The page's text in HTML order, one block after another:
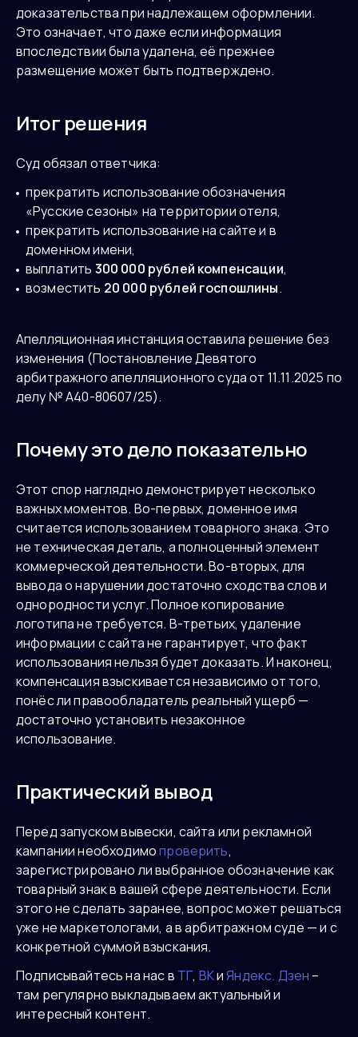
доказательства при надлежащем оформлении.
Это означает, что даже если информация
впоследствии была удалена, её прежнее
размещение может быть подтверждено.
Итог решения
Суд обязал ответчика:
прекратить использование обозначения
«Русские сезоны» на территории отеля,
прекратить использование на сайте и в
доменном имени,
выплатить 300 000 рублей компенсации,
возместить 20 000 рублей госпошлины.
Апелляционная инстанция оставила решение без
изменения (Постановление Девятого
арбитражного апелляционного суда от 11.11.2025 по
делу № А40-80607/25).
Почему это дело показательно
Этот спор наглядно демонстрирует несколько
важных моментов. Во-первых, доменное имя
считается использованием товарного знака. Это
не техническая деталь, а полноценный элемент
коммерческой деятельности. Во-вторых, для
вывода о нарушении достаточно сходства слов и
однородности услуг. Полное копирование
логотипа не требуется. В-третьих, удаление
информации с сайта не гарантирует, что факт
использования нельзя будет доказать. И наконец,
компенсация взыскивается независимо от того,
понёс ли правообладатель реальный ущерб —
достаточно установить незаконное
использование.
Практический вывод
Перед запуском вывески, сайта или рекламной
кампании необходимопроверить,
зарегистрировано ли выбранное обозначение как
товарный знак в вашей сфере деятельности. Если
этого не сделать заранее, вопрос может решаться
уже не маркетологами, а в арбитражном суде — и с
конкретной суммой взыскания.
Подписывайтесь на нас в ТГ, ВКиЯндекс. Дзен –
там регулярно выкладываем актуальный и
интересный контент.